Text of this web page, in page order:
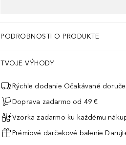
PODROBNOSTI O PRODUKTE
TVOJE VÝHODY
Rýchle dodanie Očakávané
Doprava zadarmo od 49 €
Vzorka zadarmo ku každému
Prémiové darčekové balenie